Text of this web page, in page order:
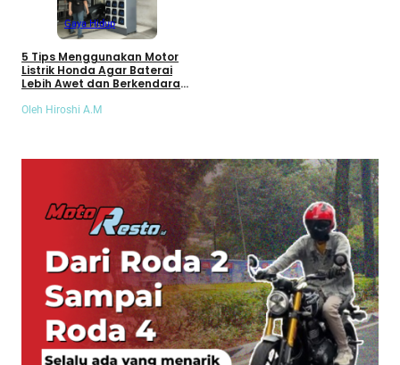
Gaya Hidup
5 Tips Menggunakan Motor
Listrik Honda Agar Baterai
Lebih Awet dan Berkendara
Oleh Hiroshi A.M